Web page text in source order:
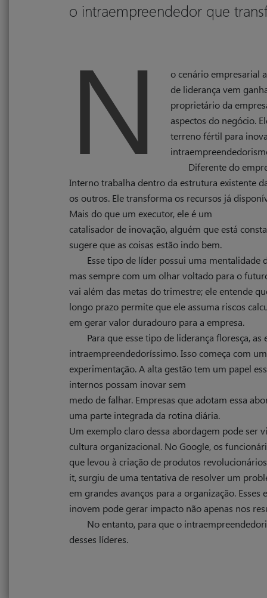
o intraempreendedor que
N
o cenário empresarial
de liderança vem
proprietário da
aspectos do negócio.
terreno fértil para
Diferente do
Interno trabalha dentro da estrutura existente
os outros. Ele transforma os recursos já
Mais do que um executor, ele é um
catalisador de inovação, alguém que está
sugere que as coisas estão indo bem.
Esse tipo de líder possui uma mentalidade
mas sempre com um olhar voltado para o
vai além das metas do trimestre; ele entende
longo prazo permite que ele assuma riscos
em gerar valor duradouro para a empresa.
Para que esse tipo de liderança floresça,
intraempreendedoríssimo. Isso começa com
experimentação. A alta gestão tem um papel
internos possam inovar sem
medo de falhar. Empresas que adotam essa
uma parte integrada da rotina diária.
Um exemplo claro dessa abordagem pode ser
cultura organizacional. No Google, os
que levou à criação de produtos
it, surgiu de uma tentativa de resolver um
em grandes avanços para a organização.
inovem pode gerar impacto não apenas nos
No entanto, para que o
desses líderes.